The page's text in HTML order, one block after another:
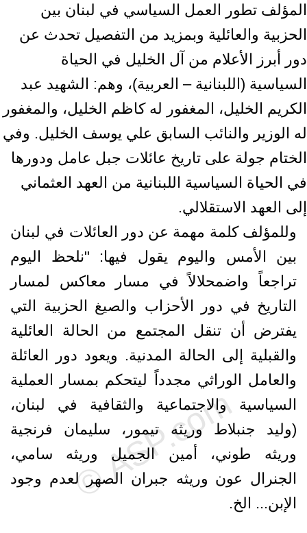
المؤلف تطور العمل السياسي في لبنان بين
الحزبية والعائلية وبمزيد من التفصيل تحدث عن
دور أبرز الأعلام من آل الخليل في الحياة
السياسية (اللبنانية – العربية)، وهم: الشهيد عبد
الكريم الخليل، المغفور له كاظم الخليل، والمغفور
له الوزير والنائب السابق علي يوسف الخليل. وفي
الختام جولة على تاريخ عائلات جبل عامل ودورها
في الحياة السياسية اللبنانية من العهد العثماني
إلى العهد الاستقلالي.
وللمؤلف كلمة مهمة عن دور العائلات في لبنان
بين الأمس واليوم يقول فيها: "نلحظ اليوم
تراجعاً واضمحلالاً في مسار معاكس لمسار
التاريخ في دور الأحزاب والصيغ الحزبية التي
يفترض أن تنقل المجتمع من الحالة العائلية
والقبلية إلى الحالة المدنية. ويعود دور العائلة
والعامل الوراثي مجدداً ليتحكم بمسار العملية
السياسية والاجتماعية والثقافية في لبنان،
(وليد جنبلاط وريثه تيمور، سليمان فرنجية
وريثه طوني، أمين الجميل وريثه سامي،
الجنرال عون وريثه جبران الصهر لعدم وجود
الإبن... الخ.